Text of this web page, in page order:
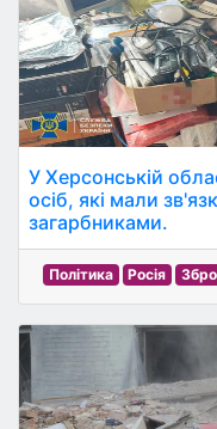
У Херсонській
осіб, які мали
загарбниками.
Політика Росія